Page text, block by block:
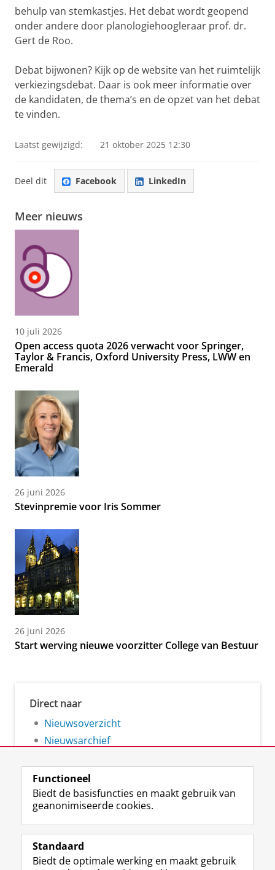
behulp van stemkastjes. Het debat wordt geopend
onder andere door planologiehoogleraar prof. dr.
Gert de Roo.
Debat bijwonen? Kijk op de website van het ruimtelijk
verkiezingsdebat. Daar is ook meer informatie over
de kandidaten, de thema’s en de opzet van het debat
te vinden.
Laatst gewijzigd: 21 oktober 2025 12:30
Deel dit Facebook LinkedIn
Meer nieuws
10 juli 2026
Open access quota 2026 verwacht voor Springer,
Taylor & Francis, Oxford University Press, LWW en
Emerald
26 juni 2026
Stevinpremie voor Iris Sommer
26 juni 2026
Start werving nieuwe voorzitter College van Bestuur
Direct naar
Nieuwsoverzicht
Nieuwsarchief
Volg de RUG
F
a
e
L
i
k
R
S
-
I
n
t
Y
o
T
Studiekiezers
Functioneel
Biedt de basisfuncties en maakt gebruik van
geanonimiseerde cookies.
Standaard
Biedt de optimale werking en maakt gebruik